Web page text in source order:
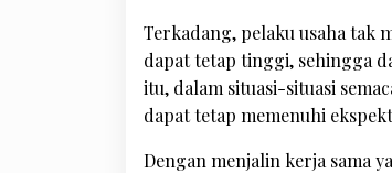
Terkadang, pelaku usaha tak
dapat tetap tinggi, sehingga
itu, dalam situasi-situasi
dapat tetap memenuhi
Dengan menjalin kerja sama